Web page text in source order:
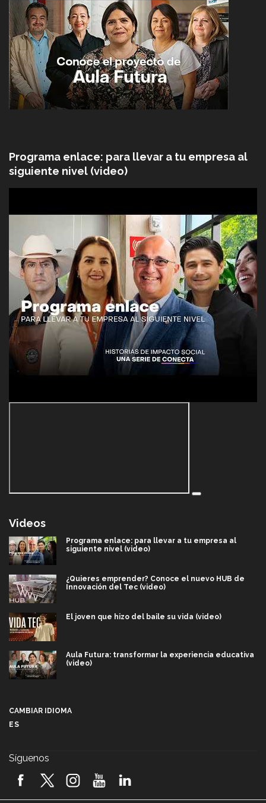
Programa enlace: para llevar a tu empresa al
siguiente nivel (video)
Videos
Programa enlace: para llevar a tu empresa al
siguiente nivel (video)
¿Quieres emprender? Conoce el nuevo HUB de
Innovación del Tec (video)
El joven que hizo del baile su vida (video)
Aula Futura: transformar la experiencia educativa
(video)
2026! (video)
CAMBIAR IDIOMA
ES
Síguenos